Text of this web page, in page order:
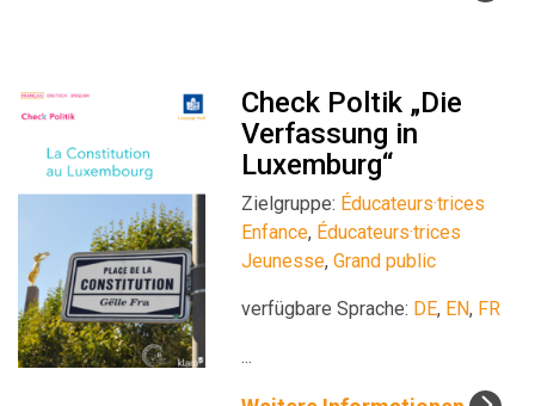
Check Poltik „Die
Verfassung in
Luxemburg“
Zielgruppe: Éducateurs·trices
Enfance, Éducateurs·trices
Jeunesse, Grand public
verfügbare Sprache: DE, EN, FR
...